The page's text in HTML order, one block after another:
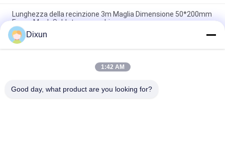
Lunghezza della recinzione 3m Maglia Dimensione 50*200mm
Fence Mesh Saldatura macchina
Saldatrice a rete per recinzione in filo zincato da 50 * 50 mm
con dimensioni di maglia 50 * 50 mm
Capacità di piegamento online 60 pc/saldatrice della maglia
Dixun
1:42 AM
Good day, what product are you looking for?